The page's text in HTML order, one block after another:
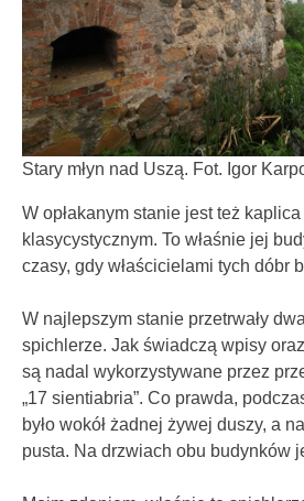
Stary młyn nad Uszą. Fot. Igor
W opłakanym stanie jest też
klasycystycznym. To właśnie jej
czasy, gdy właścicielami tych dóbr
W najlepszym stanie przetrwały
spichlerze. Jak świadczą wpisy
są nadal wykorzystywane przez
„17 sientiabria”. Co prawda,
było wokół żadnej żywej duszy, a
pusta. Na drzwiach obu budynków